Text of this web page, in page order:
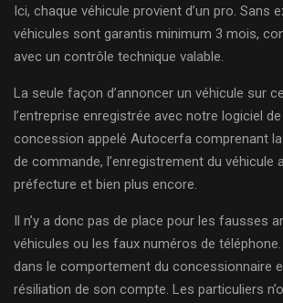
Ici, chaque véhicule provient d’un pro. Sans
véhicules sont garantis minimum 3 mois,
avec un contrôle technique valable.
La seule façon d’annoncer un véhicule sur
l’entreprise enregistrée avec notre logiciel
concession appelé Autocerfa comprenant
de commande, l’enregistrement du véhicule
préfecture et bien plus encore.
Il n’y a donc pas de place pour les fausses
véhicules ou les faux numéros de
dans le comportement du concessionnaire
résiliation de son compte. Les particuliers